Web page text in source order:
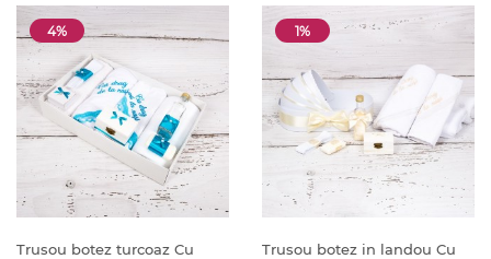
4%
Trusou botez turcoaz Cu
1%
Trusou botez in landou Cu